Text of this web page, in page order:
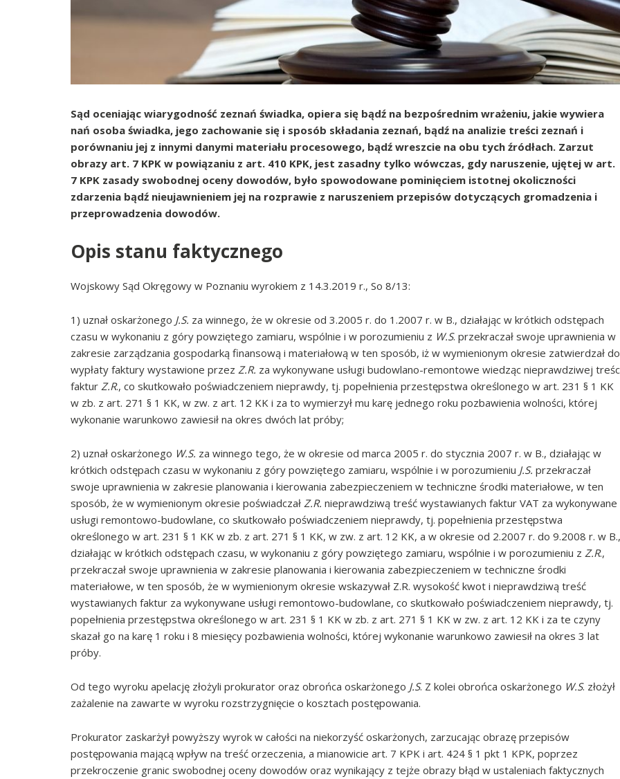
Sąd oceniając wiarygodność zeznań świadka, opiera się bądź na bezpośrednim wrażeniu, jakie wywiera
nań osoba świadka, jego zachowanie się i sposób składania zeznań, bądź na analizie treści zeznań i
porównaniu jej z innymi danymi materiału procesowego, bądź wreszcie na obu tych źródłach. Zarzut
obrazy art. 7 KPK w powiązaniu z art. 410 KPK, jest zasadny tylko wówczas, gdy naruszenie, ujętej w art.
7 KPK zasady swobodnej oceny dowodów, było spowodowane pominięciem istotnej okoliczności
zdarzenia bądź nieujawnieniem jej na rozprawie z naruszeniem przepisów dotyczących gromadzenia i
przeprowadzenia dowodów.
Opis stanu faktycznego
Wojskowy Sąd Okręgowy w Poznaniu wyrokiem z 14.3.2019 r., So 8/13:
1) uznał oskarżonego J.S. za winnego, że w okresie od 3.2005 r. do 1.2007 r. w B., działając w krótkich odstępach
czasu w wykonaniu z góry powziętego zamiaru, wspólnie i w porozumieniu z W.S. przekraczał swoje uprawnienia w
zakresie zarządzania gospodarką finansową i materiałową w ten sposób, iż w wymienionym okresie zatwierdzał do
wypłaty faktury wystawione przez Z.R. za wykonywane usługi budowlano-remontowe wiedząc nieprawdziwej
faktur Z.R., co skutkowało poświadczeniem nieprawdy, tj. popełnienia przestępstwa określonego w art. 231 § 1 KK
w zb. z art. 271 § 1 KK, w zw. z art. 12 KK i za to wymierzył mu karę jednego roku pozbawienia wolności, której
wykonanie warunkowo zawiesił na okres dwóch lat próby;
2) uznał oskarżonego W.S. za winnego tego, że w okresie od marca 2005 r. do stycznia 2007 r. w B., działając w
krótkich odstępach czasu w wykonaniu z góry powziętego zamiaru, wspólnie i w porozumieniu J.S. przekraczał
swoje uprawnienia w zakresie planowania i kierowania zabezpieczeniem w techniczne środki materiałowe, w ten
sposób, że w wymienionym okresie poświadczał Z.R. nieprawdziwą treść wystawianych faktur VAT za wykonywane
usługi remontowo-budowlane, co skutkowało poświadczeniem nieprawdy, tj. popełnienia przestępstwa
określonego w art. 231 § 1 KK w zb. z art. 271 § 1 KK, w zw. z art. 12 KK, a w okresie od 2.2007 r. do 9.2008 r. w B.,
działając w krótkich odstępach czasu, w wykonaniu z góry powziętego zamiaru, wspólnie i w porozumieniu z Z.R.,
przekraczał swoje uprawnienia w zakresie planowania i kierowania zabezpieczeniem w techniczne środki
materiałowe, w ten sposób, że w wymienionym okresie wskazywał Z.R. wysokość kwot i nieprawdziwą treść
wystawianych faktur za wykonywane usługi remontowo-budowlane, co skutkowało poświadczeniem nieprawdy, tj.
popełnienia przestępstwa określonego w art. 231 § 1 KK w zb. z art. 271 § 1 KK w zw. z art. 12 KK i za te czyny
skazał go na karę 1 roku i 8 miesięcy pozbawienia wolności, której wykonanie warunkowo zawiesił na okres 3 lat
próby.
Od tego wyroku apelację złożyli prokurator oraz obrońca oskarżonego J.S. Z kolei obrońca oskarżonego W.S. złożył
zażalenie na zawarte w wyroku rozstrzygnięcie o kosztach postępowania.
Prokurator zaskarżył powyższy wyrok w całości na niekorzyść oskarżonych, zarzucając obrazę przepisów
postępowania mającą wpływ na treść orzeczenia, a mianowicie art. 7 KPK i art. 424 § 1 pkt 1 KPK, poprzez
przekroczenie granic swobodnej oceny dowodów oraz wynikający z tejże obrazy błąd w ustaleniach faktycznych